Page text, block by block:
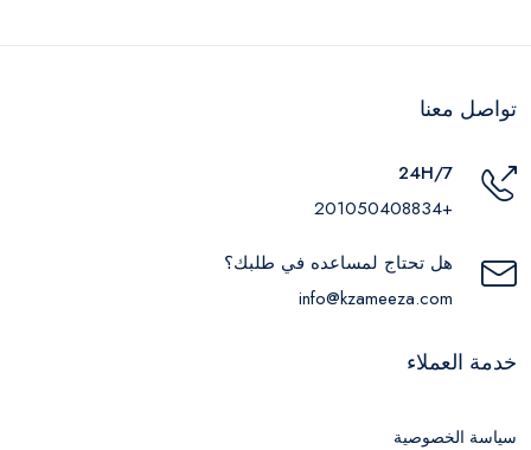
تواصل معنا
24H/7
+201050408834
هل تحتاج لمساعده في طلبك؟
info@kzameeza.com
خدمة العملاء
سياسة الخصوصية